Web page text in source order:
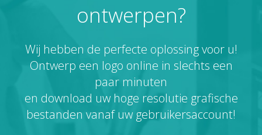
Logo-ideeën
Gedrukte producten
Over
Blog
ontwerpen?
Wij hebben de perfecte oplossing voor u!
Ontwerp een logo online in slechts een
paar minuten
en download uw hoge resolutie grafische
bestanden vanaf uw gebruikersaccount!